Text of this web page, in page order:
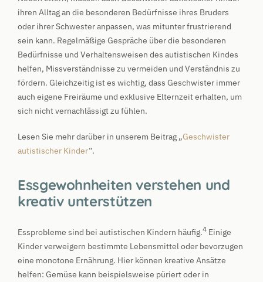
ihren Alltag an die besonderen Bedürfnisse ihres Bruders
oder ihrer Schwester anpassen, was mitunter frustrierend
sein kann. Regelmäßige Gespräche über die besonderen
Bedürfnisse und Verhaltensweisen des autistischen Kindes
helfen, Missverständnisse zu vermeiden und Verständnis zu
fördern. Gleichzeitig ist es wichtig, dass Geschwister immer
auch eigene Freiräume und exklusive Elternzeit erhalten, um
sich nicht vernachlässigt zu fühlen.
Lesen Sie mehr darüber in unserem Beitrag „Geschwister
autistischer Kinder“.
Essgewohnheiten verstehen und
kreativ unterstützen
Essprobleme sind bei autistischen Kindern häufig.4Einige
Kinder verweigern bestimmte Lebensmittel oder bevorzugen
eine monotone Ernährung. Hier können kreative Ansätze
helfen: Gemüse kann beispielsweise püriert oder in